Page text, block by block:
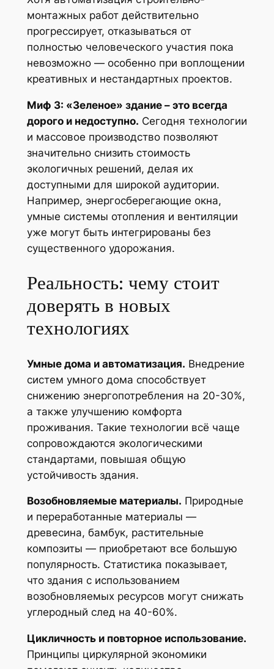
монтажных работ действительно
прогрессирует, отказываться от
полностью человеческого участия пока
невозможно — особенно при воплощении
креативных и нестандартных проектов.
Миф 3: «Зеленое» здание – это всегда
дорого и недоступно. Сегодня технологии
и массовое производство позволяют
значительно снизить стоимость
экологичных решений, делая их
доступными для широкой аудитории.
Например, энергосберегающие окна,
умные системы отопления и вентиляции
уже могут быть интегрированы без
существенного удорожания.
Реальность: чему стоит
доверять в новых
технологиях
Умные дома и автоматизация. Внедрение
систем умного дома способствует
снижению энергопотребления на 20-30%,
а также улучшению комфорта
проживания. Такие технологии всё чаще
сопровождаются экологическими
стандартами, повышая общую
устойчивость здания.
Возобновляемые материалы. Природные
и переработанные материалы —
древесина, бамбук, растительные
композиты — приобретают все большую
популярность. Статистика показывает,
что здания с использованием
возобновляемых ресурсов могут снижать
углеродный след на 40-60%.
Цикличность и повторное использование.
Принципы циркулярной экономики